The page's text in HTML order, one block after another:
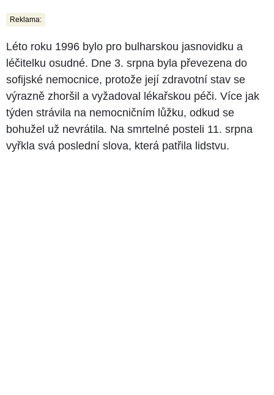
Reklama:
Léto roku 1996 bylo pro bulharskou jasnovidku a
léčitelku osudné. Dne 3. srpna byla převezena do
sofijské nemocnice, protože její zdravotní stav se
výrazně zhoršil a vyžadoval lékařskou péči. Více jak
týden strávila na nemocničním lůžku, odkud se
bohužel už nevrátila. Na smrtelné posteli 11. srpna
vyřkla svá poslední slova, která patřila lidstvu.